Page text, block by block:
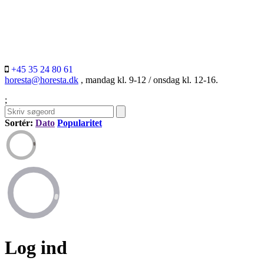
+45 35 24 80 61
horesta@horesta.dk , mandag kl. 9-12 / onsdag kl. 12-16.
;
Sortér: Dato Popularitet
Log ind